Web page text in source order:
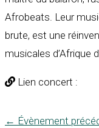
Afrobeats. Leur
brute, est une
musicales d’Afrique
Lien concert :
← Évènement